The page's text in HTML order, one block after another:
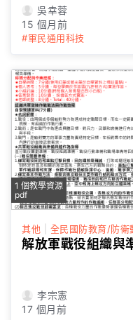
吳幸蓉
15 個月前
#軍民通用科技
1 個教學資源
pdf
其他 全民國防教育/防衛
解放軍戰役組織與
李宗憲
17 個月前